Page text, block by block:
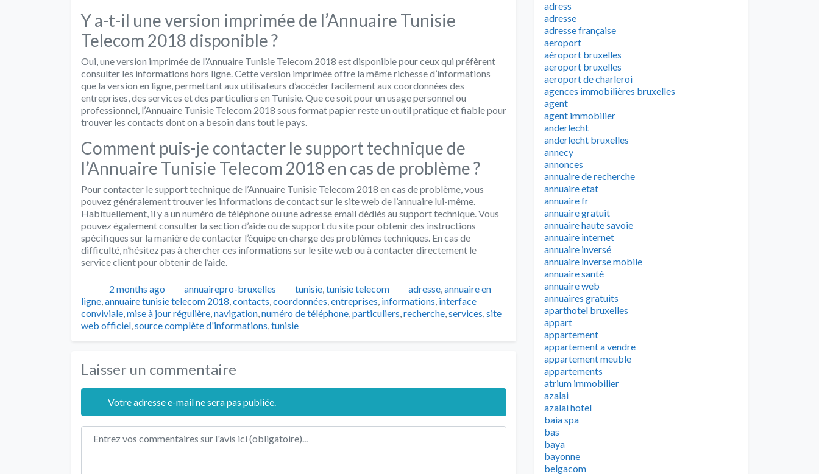
Y a-t-il une version imprimée de l’Annuaire Tunisie
Telecom 2018 disponible ?
Oui, une version imprimée de l’Annuaire Tunisie Telecom 2018 est disponible pour ceux qui préfèrent
consulter les informations hors ligne. Cette version imprimée offre la même richesse d’informations
que la version en ligne, permettant aux utilisateurs d’accéder facilement aux coordonnées des
entreprises, des services et des particuliers en Tunisie. Que ce soit pour un usage personnel ou
professionnel, l’Annuaire Tunisie Telecom 2018 sous format papier reste un outil pratique et fiable pour
trouver les contacts dont on a besoin dans tout le pays.
Comment puis-je contacter le support technique de
l’Annuaire Tunisie Telecom 2018 en cas de problème ?
Pour contacter le support technique de l’Annuaire Tunisie Telecom 2018 en cas de problème, vous
pouvez généralement trouver les informations de contact sur le site web de l’annuaire lui-même.
Habituellement, il y a un numéro de téléphone ou une adresse email dédiés au support technique. Vous
pouvez également consulter la section d’aide ou de support du site pour obtenir des instructions
spécifiques sur la manière de contacter l’équipe en charge des problèmes techniques. En cas de
difficulté, n’hésitez pas à chercher ces informations sur le site web ou à contacter directement le
service client pour obtenir de l’aide.
Publié2 months ago Auteur
annuairepro-bruxelles Catégories
tunisie,tunisie telecom Tags
adresse,annuaire en
ligne,annuaire tunisie telecom 2018,contacts,coordonnées,entreprises, informations, interface
conviviale,mise à jour régulière,navigation,numéro de téléphone,particuliers,recherche,services,site
web officiel,source complète d'informations,tunisie
Laisser un commentaire
Votre adresse e-mail ne sera pas publiée.
Texte de l'avis
adress
adresse
adresse française
aeroport
aéroport bruxelles
aeroport bruxelles
aeroport de charleroi
agences immobilières bruxelles
agent
agent immobilier
anderlecht
anderlecht bruxelles
annecy
annonces
annuaire de recherche
annuaire etat
annuaire fr
annuaire gratuit
annuaire haute savoie
annuaire internet
annuaire inversé
annuaire inverse mobile
annuaire santé
annuaire web
annuaires gratuits
aparthotel bruxelles
appart
appartement
appartement a vendre
appartement meuble
appartements
atrium immobilier
azalai
azalai hotel
baia spa
bas
baya
bayonne
belgacom